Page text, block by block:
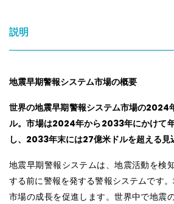
説明
地震早期警報システム市場の概要
世界の地震早期警報システム市場の2024
ル。市場は2024年から2033年にかけて
し、2033年末には27億米ドルを超える見
地震早期警報システムは、地震活動を検
する前に警報を発する警報システムです
市場の成長を促進します。世界中で地震